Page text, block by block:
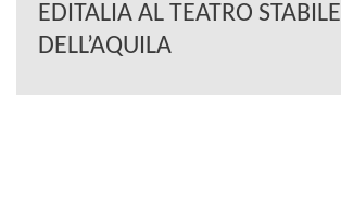
EDITALIA AL TEATRO STABILE
DELL’AQUILA